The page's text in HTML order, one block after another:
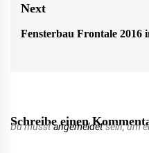
Next
Next
Fensterbau Frontale 2016
Schreibe einen
Du musstangemeldetsein, um